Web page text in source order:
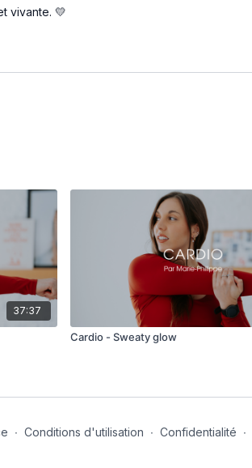
vivante. 💛
37:37
Cardio - Sweaty glow
∙ Conditions d'utilisation ∙ Confidentialité ∙